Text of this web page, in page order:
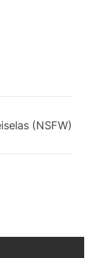
(NSFW)